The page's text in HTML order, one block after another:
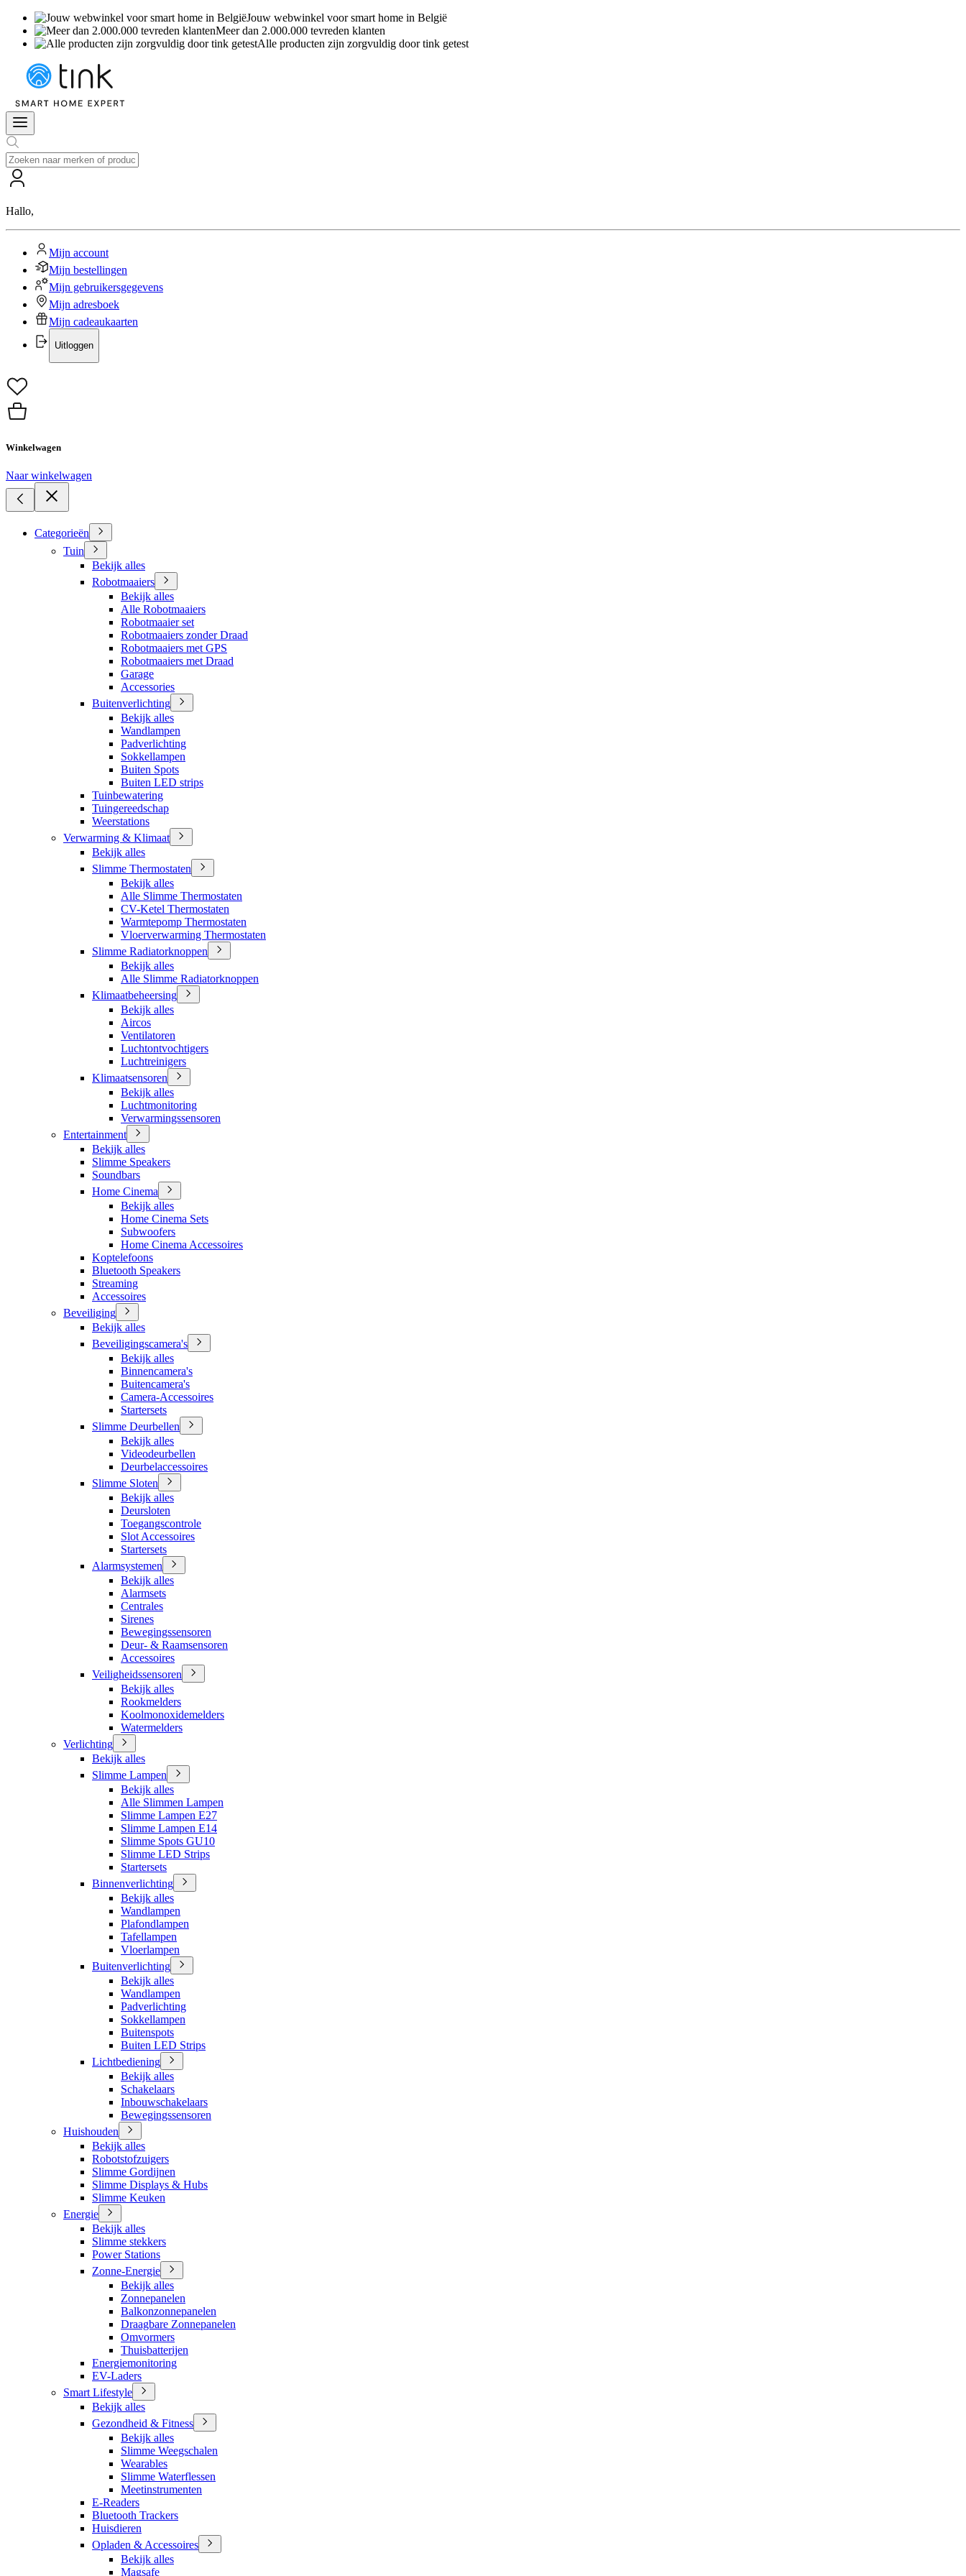
Jouw webwinkel voor smart home in België
Meer dan 2.000.000 tevreden klanten
Alle producten zijn zorgvuldig door tink getest
Hallo,
Mijn account
Mijn bestellingen
Mijn gebruikersgegevens
Mijn adresboek
Mijn cadeaukaarten
Uitloggen
Winkelwagen
Naar winkelwagen
Categorieën
Tuin
Bekijk alles
Robotmaaiers
Bekijk alles
Alle Robotmaaiers
Robotmaaier set
Robotmaaiers zonder Draad
Robotmaaiers met GPS
Robotmaaiers met Draad
Garage
Accessories
Buitenverlichting
Bekijk alles
Wandlampen
Padverlichting
Sokkellampen
Buiten Spots
Buiten LED strips
Tuinbewatering
Tuingereedschap
Weerstations
Verwarming & Klimaat
Bekijk alles
Slimme Thermostaten
Bekijk alles
Alle Slimme Thermostaten
CV-Ketel Thermostaten
Warmtepomp Thermostaten
Vloerverwarming Thermostaten
Slimme Radiatorknoppen
Bekijk alles
Alle Slimme Radiatorknoppen
Klimaatbeheersing
Bekijk alles
Aircos
Ventilatoren
Luchtontvochtigers
Luchtreinigers
Klimaatsensoren
Bekijk alles
Luchtmonitoring
Verwarmingssensoren
Entertainment
Bekijk alles
Slimme Speakers
Soundbars
Home Cinema
Bekijk alles
Home Cinema Sets
Subwoofers
Home Cinema Accessoires
Koptelefoons
Bluetooth Speakers
Streaming
Accessoires
Beveiliging
Bekijk alles
Beveiligingscamera's
Bekijk alles
Binnencamera's
Buitencamera's
Camera-Accessoires
Startersets
Slimme Deurbellen
Bekijk alles
Videodeurbellen
Deurbelaccessoires
Slimme Sloten
Bekijk alles
Deursloten
Toegangscontrole
Slot Accessoires
Startersets
Alarmsystemen
Bekijk alles
Alarmsets
Centrales
Sirenes
Bewegingssensoren
Deur- & Raamsensoren
Accessoires
Veiligheidssensoren
Bekijk alles
Rookmelders
Koolmonoxidemelders
Watermelders
Verlichting
Bekijk alles
Slimme Lampen
Bekijk alles
Alle Slimmen Lampen
Slimme Lampen E27
Slimme Lampen E14
Slimme Spots GU10
Slimme LED Strips
Startersets
Binnenverlichting
Bekijk alles
Wandlampen
Plafondlampen
Tafellampen
Vloerlampen
Buitenverlichting
Bekijk alles
Wandlampen
Padverlichting
Sokkellampen
Buitenspots
Buiten LED Strips
Lichtbediening
Bekijk alles
Schakelaars
Inbouwschakelaars
Bewegingssensoren
Huishouden
Bekijk alles
Robotstofzuigers
Slimme Gordijnen
Slimme Displays & Hubs
Slimme Keuken
Energie
Bekijk alles
Slimme stekkers
Power Stations
Zonne-Energie
Bekijk alles
Zonnepanelen
Balkonzonnepanelen
Draagbare Zonnepanelen
Omvormers
Thuisbatterijen
Energiemonitoring
EV-Laders
Smart Lifestyle
Bekijk alles
Gezondheid & Fitness
Bekijk alles
Slimme Weegschalen
Wearables
Slimme Waterflessen
Meetinstrumenten
E-Readers
Bluetooth Trackers
Huisdieren
Opladen & Accessoires
Bekijk alles
Magsafe